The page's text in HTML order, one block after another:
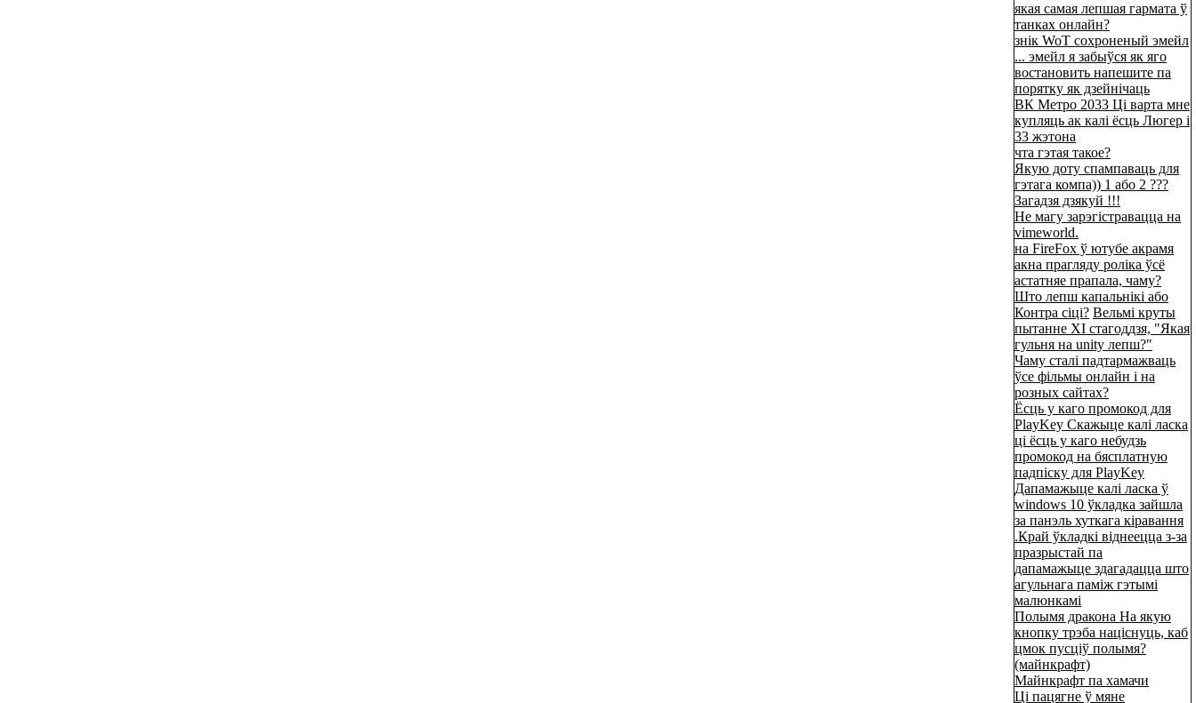
якая самая лепшая гармата ў
танках онлайн?
знік WoT сохроненый эмейл
... эмейл я забыўся як яго
востановить напешите па
порятку як дзейнічаць
ВК Метро 2033 Ці варта мне
купляць ак калі ёсць Люгер і
33 жэтона
чта гэтая такое?
Якую доту спампаваць для
гэтага компа)) 1 або 2 ???
Загадзя дзякуй !!!
Не магу зарэгістравацца на
vimeworld.
на FireFox ў ютубе акрамя
акна прагляду роліка ўсё
астатняе прапала, чаму?
Што лепш капальнікі або
Контра сіці? Вельмі круты
пытанне XI стагоддзя, "Якая
гульня на unity лепш?"
Чаму сталі падтармажваць
ўсе фільмы онлайн і на
розных сайтах?
Ёсць у каго промокод для
PlayKey Скажыце калі ласка
ці ёсць у каго небудзь
промокод на бясплатную
падпіску для PlayKey
Дапамажыце калі ласка ў
windows 10 ўкладка зайшла
за панэль хуткага кіравання
.Край ўкладкі віднеецца з-за
празрыстай па
дапамажыце здагадацца што
агульнага паміж гэтымі
малюнкамі
Полымя дракона На якую
кнопку трэба націснуць, каб
цмок пусціў полымя?
(майнкрафт)
Майнкрафт па хамачи
Ці пацягне ў мяне